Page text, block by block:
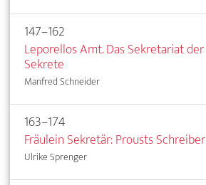
147–162
Leporellos Amt. Das Sekretariat der
Sekrete
Manfred Schneider
163–174
Fräulein Sekretär: Prousts Schreiber
Ulrike Sprenger